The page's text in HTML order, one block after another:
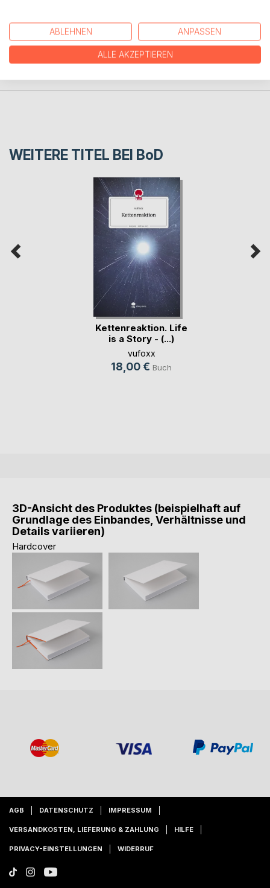
PRESSESTIMMEN
WEITERE TITEL BEI BoD
Kettenreaktion. Life
is a Story - (...)
vufoxx
18,00 € Buch
3D-Ansicht des Produktes (beispielhaft auf
Grundlage des Einbandes, Verhältnisse und
Details variieren)
Hardcover
AGB DATENSCHUTZ IMPRESSUM
VERSANDKOSTEN, LIEFERUNG & ZAHLUNG HILFE
PRIVACY-EINSTELLUNGEN WIDERRUF
ABLEHNEN ANPASSEN
ALLE AKZEPTIEREN